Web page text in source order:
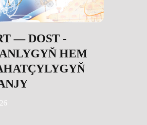
— DOST -
HEM